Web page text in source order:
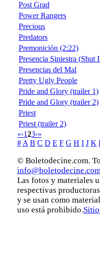
Post Grad
Power Rangers
Precious
Predators
Premonición (2:22)
Presencia Siniestra (Shut
Presencias del Mal
Pretty Ugly People
Pride and Glory (trailer 1)
Pride and Glory (trailer 2)
Priest
Priest (trailer 2)
«‹123›»
# A B C D E F G H I J K
© Boletodecine.com.
Las fotos y materiales
respectivas
y se usan como
uso está prohibido.